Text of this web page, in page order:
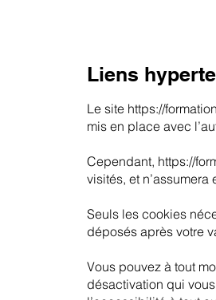
Liens
Le site https://
mis en place avec
Cependant, https://
visités, et
Seuls les cookies
déposés après votre
Vous pouvez à tout
désactivation qui